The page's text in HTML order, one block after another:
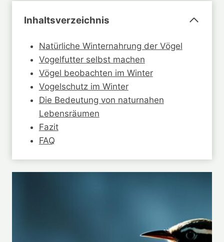
Inhaltsverzeichnis
Natürliche Winternahrung der Vögel
Vogelfutter selbst machen
Vögel beobachten im Winter
Vogelschutz im Winter
Die Bedeutung von naturnahen
Lebensräumen
Fazit
FAQ